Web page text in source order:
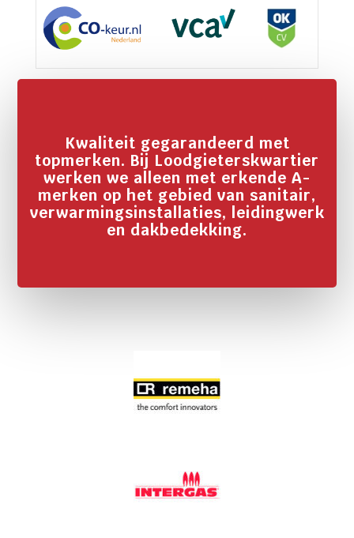
Kwaliteit gegarandeerd met
topmerken. Bij Loodgieterskwartier
werken we alleen met erkende A-
merken op het gebied van sanitair,
verwarmingsinstallaties, leidingwerk
en dakbedekking.